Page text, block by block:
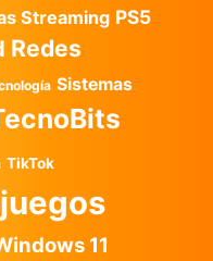
Streaming PS5
Redes
Sistemas
TikTok
11